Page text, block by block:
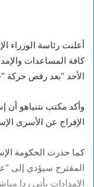
أعلنت رئاسة الوزراء
كافة المساعدات
الأحد “بعد رفص حركة
وأكد مكتب نتنياهو أن
الإفراج عن الأسرى
كما حذرت الحكومة
المقترح سيؤدي إلى
الإمدادات يأتي ردا